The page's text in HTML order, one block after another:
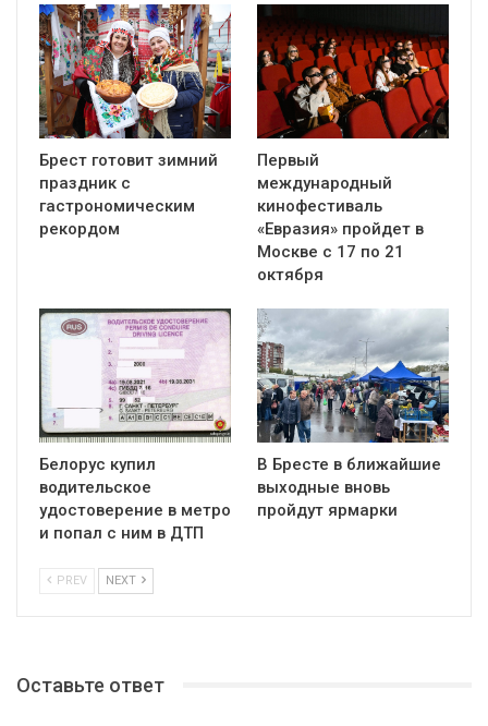
Брест готовит зимний
праздник с
гастрономическим
рекордом
Первый
международный
кинофестиваль
«Евразия» пройдет в
Москве с 17 по 21
октября
Белорус купил
водительское
удостоверение в метро
и попал с ним в ДТП
В Бресте в ближайшие
выходные вновь
пройдут ярмарки
PREV NEXT
Оставьте ответ